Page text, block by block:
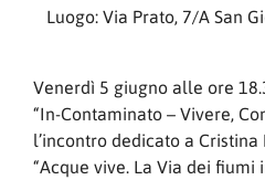
Luogo: Via Prato, 7/A San
Venerdì 5 giugno alle ore
“In-Contaminato – Vivere,
l’incontro dedicato a
“Acque vive. La Via dei fiumi